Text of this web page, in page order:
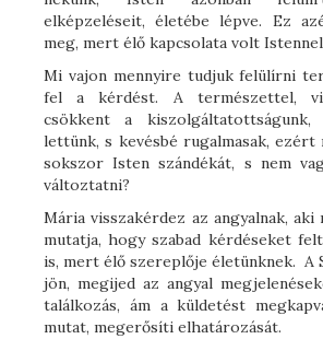
elképzeléseit, életébe lépve. Ez
meg, mert élő kapcsolata volt
Mi vajon mennyire tudjuk felülírni
fel a kérdést. A természettel,
csökkent a kiszolgáltatottságunk,
lettünk, s kevésbé rugalmasak,
sokszor Isten szándékát, s nem
változtatni?
Mária visszakérdez az angyalnak,
mutatja, hogy szabad kérdéseket
is, mert élő szereplője életünknek. A
jön, megijed az angyal
találkozás, ám a küldetést
mutat, megerősíti elhatározását.